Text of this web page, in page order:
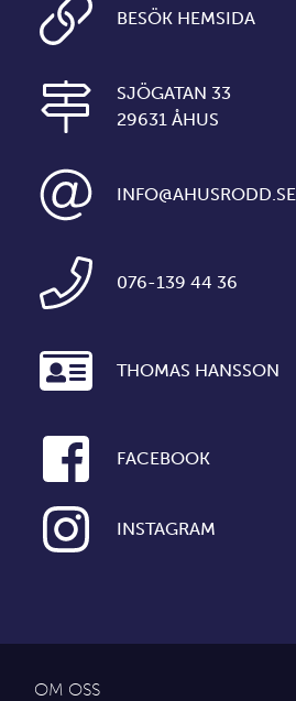
BESÖK HEMSIDA
SJÖGATAN 33
29631 ÅHUS
INFO@AHUSRODD.SE
076-139 44 36
THOMAS HANSSON
FACEBOOK
INSTAGRAM
OM OSS